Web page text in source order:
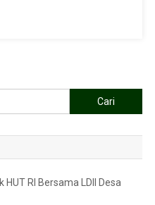
RI Bersama LDII Desa